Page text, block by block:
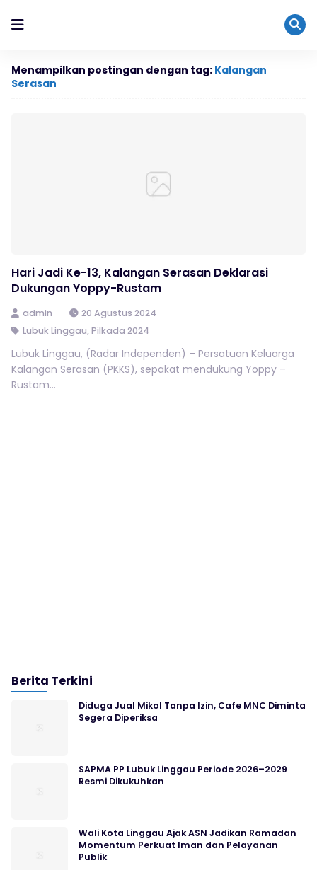
Menampilkan postingan dengan tag: Kalangan
Serasan
Hari Jadi Ke-13, Kalangan Serasan Deklarasi
Dukungan Yoppy-Rustam
admin
20 Agustus 2024
Lubuk Linggau, Pilkada 2024
Lubuk Linggau, (Radar Independen) – Persatuan Keluarga
Kalangan Serasan (PKKS), sepakat mendukung Yoppy –
Rustam...
Berita Terkini
Diduga Jual Mikol Tanpa Izin, Cafe MNC Diminta
Segera Diperiksa
SAPMA PP Lubuk Linggau Periode 2026–2029
Resmi Dikukuhkan
Wali Kota Linggau Ajak ASN Jadikan Ramadan
Momentum Perkuat Iman dan Pelayanan
Publik